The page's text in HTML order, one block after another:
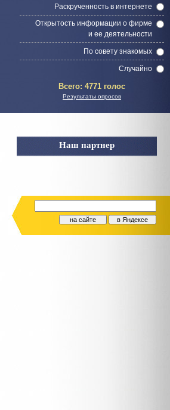
Раскрученность в интернете
Открытость информации о фирме
и ее деятельности
По совету знакомых
Случайно
Всего: 4771 голос
Результаты опросов
Наш партнер